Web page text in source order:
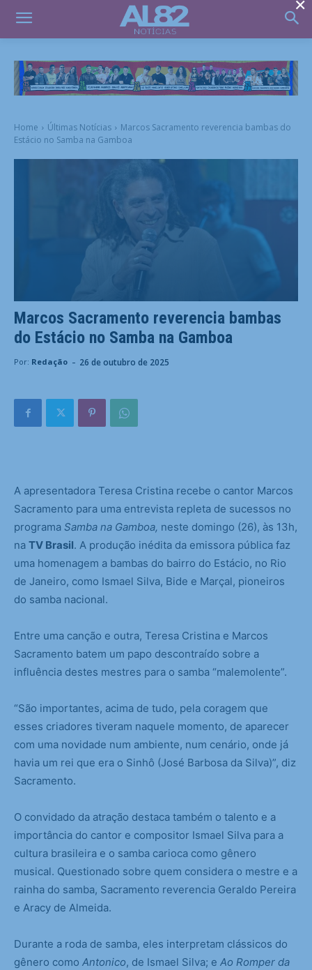
Home Últimas Notícias
Marcos Sacramento reverencia bambas do
Estácio no Samba na Gamboa
Marcos Sacramento reverencia bambas
do Estácio no Samba na Gamboa
Por: Redação - 26 de outubro de 2025
A apresentadora Teresa Cristina recebe o cantor Marcos
Sacramento para uma entrevista repleta de sucessos no
programa Samba na Gamboa, neste domingo (26), às 13h,
na TV Brasil. A produção inédita da emissora pública faz
uma homenagem a bambas do bairro do Estácio, no Rio
de Janeiro, como Ismael Silva, Bide e Marçal, pioneiros
do samba nacional.
Entre uma canção e outra, Teresa Cristina e Marcos
Sacramento batem um papo descontraído sobre a
influência destes mestres para o samba “malemolente”.
“São importantes, acima de tudo, pela coragem que
esses criadores tiveram naquele momento, de aparecer
com uma novidade num ambiente, num cenário, onde já
havia um rei que era o Sinhô (José Barbosa da Silva)”, diz
Sacramento.
O convidado da atração destaca também o talento e a
importância do cantor e compositor Ismael Silva para a
cultura brasileira e o samba carioca como gênero
musical. Questionado sobre quem considera o mestre e a
rainha do samba, Sacramento reverencia Geraldo Pereira
e Aracy de Almeida.
Durante a roda de samba, eles interpretam clássicos do
gênero como Antonico, de Ismael Silva; e Ao Romper da